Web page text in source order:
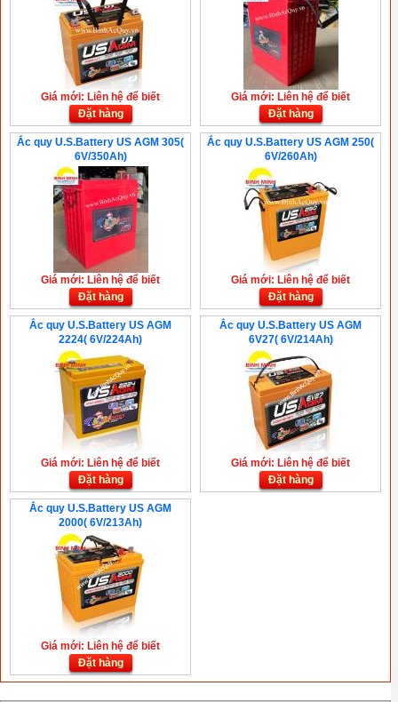
Giá mới: Liên hệ để biết
Đặt hàng
Giá mới: Liên hệ để biết
Đặt hàng
Ắc quy U.S.Battery US AGM 305(
6V/350Ah)
Giá mới: Liên hệ để biết
Đặt hàng
Ắc quy U.S.Battery US AGM 250(
6V/260Ah)
Giá mới: Liên hệ để biết
Đặt hàng
Ắc quy U.S.Battery US AGM
2224( 6V/224Ah)
Giá mới: Liên hệ để biết
Đặt hàng
Ắc quy U.S.Battery US AGM
6V27( 6V/214Ah)
Giá mới: Liên hệ để biết
Đặt hàng
Ắc quy U.S.Battery US AGM
2000( 6V/213Ah)
Giá mới: Liên hệ để biết
Đặt hàng